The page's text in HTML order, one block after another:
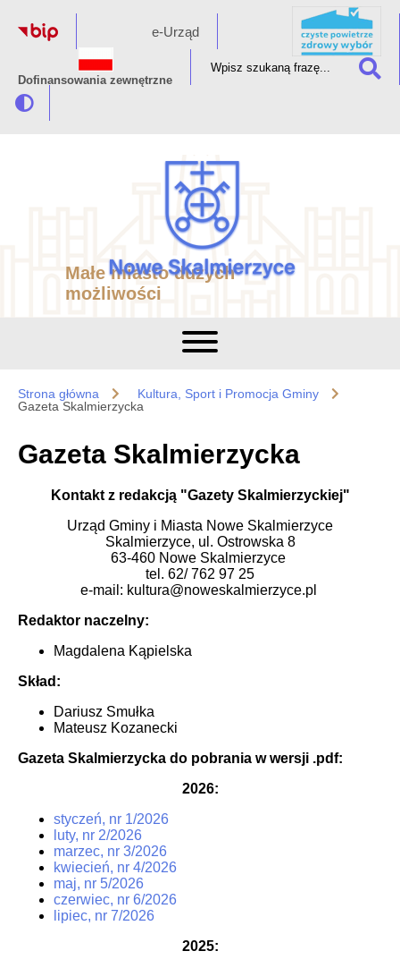
e-Urząd
Dofinansowania zewnętrzne
Małe miasto dużych
możliwości
Strona główna
Kultura, Sport i Promocja Gminy
Gazeta Skalmierzycka
Gazeta Skalmierzycka
Kontakt z redakcją "Gazety Skalmierzyckiej"
Urząd Gminy i Miasta Nowe Skalmierzyce
Skalmierzyce, ul. Ostrowska 8
63-460 Nowe Skalmierzyce
tel. 62/ 762 97 25
e-mail: kultura@noweskalmierzyce.pl
Redaktor naczelny:
Magdalena Kąpielska
Skład:
Dariusz Smułka
Mateusz Kozanecki
Gazeta Skalmierzycka do pobrania w wersji .pdf:
2026:
styczeń, nr 1/2026
luty, nr 2/2026
marzec, nr 3/2026
kwiecień, nr 4/2026
maj, nr 5/2026
czerwiec, nr 6/2026
lipiec, nr 7/2026
2025: